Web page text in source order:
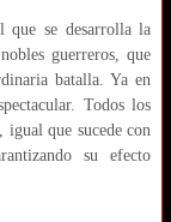
que se desarrolla la
guerreros, que
batalla. Ya en
Todos los
igual que sucede con
su efecto